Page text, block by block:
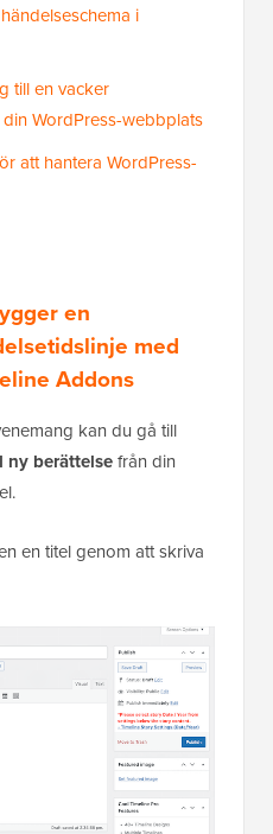
i
till en vacker
WordPress-webbplats
att hantera WordPress-
en
med
Addons
kan du gå till
berättelsefrån din
en titel genom att skriva